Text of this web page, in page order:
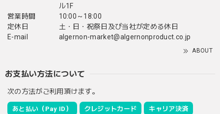
ル1F
営業時間
10:00～18:00
定休日
土・日・祝祭日及び当社が定める休日
E-mail
algernon-market@algernonproduct.co.jp
ABOUT
お支払い方法について
次の方法がご利用頂けます。
あと払い（Pay ID） クレジットカード キャリア決済